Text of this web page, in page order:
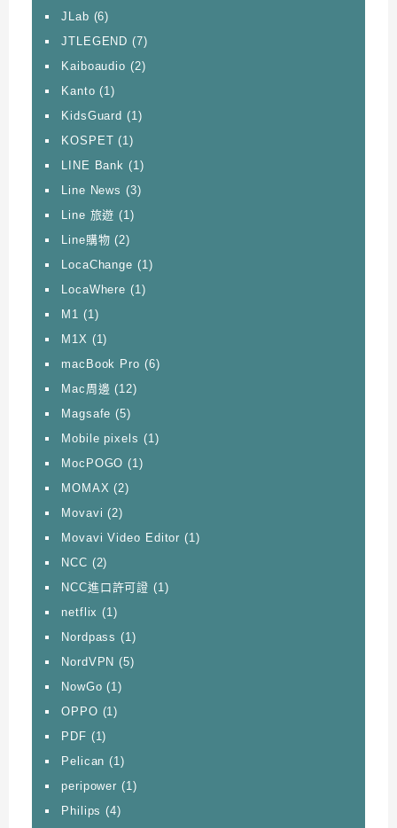
JLab (6)
JTLEGEND (7)
Kaiboaudio (2)
Kanto (1)
KidsGuard (1)
KOSPET (1)
LINE Bank (1)
Line News (3)
Line 旅遊 (1)
Line購物 (2)
LocaChange (1)
LocaWhere (1)
M1 (1)
M1X (1)
macBook Pro (6)
Mac周邊 (12)
Magsafe (5)
Mobile pixels (1)
MocPOGO (1)
MOMAX (2)
Movavi (2)
Movavi Video Editor (1)
NCC (2)
NCC進口許可證 (1)
netflix (1)
Nordpass (1)
NordVPN (5)
NowGo (1)
OPPO (1)
PDF (1)
Pelican (1)
peripower (1)
Philips (4)